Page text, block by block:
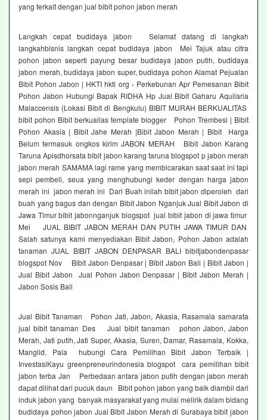
yang terkait dengan jual bibit pohon jabon merah
Langkah cepat budidaya jabon Selamat datang di langkah
langkahbisnis langkah cepat budidaya jabon Mei Tajuk atau citra
pohon jabon seperti payung besar budidaya jabon putih, budidaya
jabon merah, budidaya jabon super, budidaya pohon Alamat Pejualan
Bibit Pohon Jabon | HKTI hkti org › Perkebunan Apr Pemesanan Bibit
Pohon Jabon Hubungi Bapak RIDHA Hp Jual Bibit Gaharu Aquilaria
Malaccensis (Lokasi Bibit di Bengkulu) BIBIT MURAH BERKUALITAS
bibit pohon Bibit berkualias template blogger Pohon Trembesi | Bibit
Pohon Akasia | Bibit Jahe Merah |Bibit Jabon Merah | Bibit Harga
Belum termasuk ongkos kirim JABON MERAH Bibit Jabon Karang
Taruna Apisdhorsata bibit jabon karang taruna blogspot p jabon merah
jabon merah SAMAMA lagi rame yang membicarakan saat saat ini tapi
sepi pembeli, seua yang menghubungi keder dengan harga jabon
merah ini jabon merah ini Dari Buah inilah bibit jabon diperoleh dari
buah yang bagus dan dengan Bibit Jabon Nganjuk Jual Bibit Jabon di
Jawa Timur bibit jabonnganjuk blogspot jual bibit jabon di jawa timur
Mei JUAL BIBIT JABON MERAH DAN PUTIH JAWA TIMUR DAN
Salah satunya kami menyediakan Bibit Jabon, Pohon Jabon adalah
tanaman JUAL BIBIT JABON DENPASAR BALI bibitjabondenpasar
blogspot Nov Bibit Jabon Denpasar | Bibit Jabon Bali | Bibit Jabon |
Jual Bibit Jabon Jual Pohon Jabon Denpasar | Bibit Jabon Merah |
Jabon Sosis Bali
Jual Bibit Tanaman Pohon Jati, Jabon, Akasia, Rasamala samarata
jual bibit tanaman Des Jual bibit tanaman pohon Jabon, Jabon
Merah, Jati putih, Jati Super, Akasia, Suren, Damar, Rasamala, Kokka,
Manglid, Pala hubungi Cara Pemilihan Bibit Jabon Terbaik |
InvestasiKayu greenpreneurindonesia blogspot cara pemilihan bibit
jabon terba Jan Perbedaan antara jabon putih dengan jabon merah
dapat dilihat dari pucuk daun Bibit pohon jabon yang baik diambil dari
induk jabon yang banyak masyarakat yang mulai melirik dalam bidang
budidaya pohon jabon Jual Bibit Jabon Merah di Surabaya bibit jabon